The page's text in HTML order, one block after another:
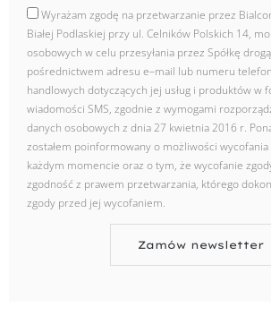
zgodaWyrażam zgodę na przetwarzanie przez
Białej Podlaskiej przy ul. Celników Polskich 14,
osobowych w celu przesyłania przez Spółkę
pośrednictwem adresu e–mail lub numeru
handlowych dotyczących jej usług i produktów w
wiadomości SMS, zgodnie z wymogami
danych osobowych z dnia 27 kwietnia 2016 r.
zostałem poinformowany o możliwości
każdym momencie oraz o tym, że wycofanie
zgodność z prawem przetwarzania, którego
zgody przed jej wycofaniem.
Zamów newsletter